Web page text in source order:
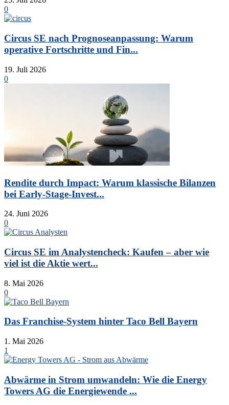
0
Circus SE nach Prognoseanpassung: Warum
operative Fortschritte und Fin...
19. Juli 2026
0
Rendite durch Impact: Warum klassische Bilanzen
bei Early-Stage-Invest...
24. Juni 2026
0
Circus SE im Analystencheck: Kaufen – aber wie
viel ist die Aktie wert...
8. Mai 2026
0
Das Franchise-System hinter Taco Bell Bayern
1. Mai 2026
1
Abwärme in Strom umwandeln: Wie die Energy
Towers AG die Energiewende ...